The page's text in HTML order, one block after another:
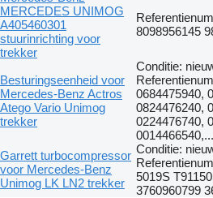
MERCEDES UNIMOG
A405460301
stuurinrichting voor
trekker
8098956145
Besturingseenheid voor
Mercedes-Benz Actros
Atego Vario Unimog
trekker
Conditie:
0684475940,
0824476240,
0224476740,
0014466540,...
Garrett turbocompressor
voor Mercedes-Benz
Unimog LK LN2 trekker
Conditie:
5019S
3760960799